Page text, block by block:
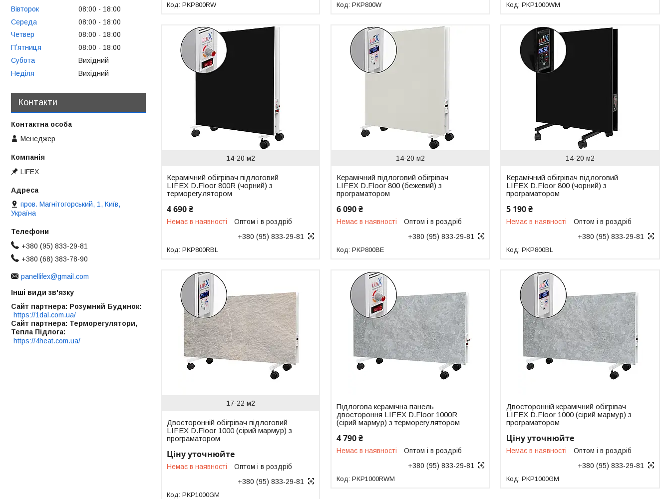
PKP800RW PKP800W PKP1000WM
14-20 м2
Керамічний обігрівач підлоговий
LIFEX D.Floor 800R (чорний) з
терморегулятором
4 690 ₴
Немає в наявності
Оптом і в роздріб
+380 (95) 833-29-81
PKP800RBL
14-20 м2
Керамічний підлоговий обігрівач
LIFEX D.Floor 800 (бежевий) з
програматором
6 090 ₴
Немає в наявності
Оптом і в роздріб
+380 (95) 833-29-81
PKP800BE
14-20 м2
Керамічний обігрівач підлоговий
LIFEX D.Floor 800 (чорний) з
програматором
5 190 ₴
Немає в наявності
Оптом і в роздріб
+380 (95) 833-29-81
PKP800BL
17-22 м2
Двосторонній обігрівач підлоговий
LIFEX D.Floor 1000 (сірий мармур) з
програматором
Ціну уточнюйте
Немає в наявності
Оптом і в роздріб
+380 (95) 833-29-81
PKP1000GM
Підлогова керамічна панель
двостороння LIFEX D.Floor 1000R
(сірий мармур) з терморегулятором
4 790 ₴
Немає в наявності
Оптом і в роздріб
+380 (95) 833-29-81
PKP1000RWM
Двосторонній керамічний обігрівач
LIFEX D.Floor 1000 (сірий мармур) з
програматором
Ціну уточнюйте
Немає в наявності
Оптом і в роздріб
+380 (95) 833-29-81
PKP1000GM
Вівторок
08:00
18:00
Середа
08:00
18:00
Четвер
08:00
18:00
Пʼятниця
08:00
18:00
Субота
Вихідний
Неділя
Вихідний
Контакти
Менеджер
LIFEX
пров. Магнітогорський, 1, Київ,
Україна
+380 (95) 833-29-81
+380 (68) 383-78-90
panellifex@gmail.com
Інші види зв'язку
Сайт партнера: Розумний Будинок
https://1dal.com.ua/
Сайт партнера: Терморегулятори,
Тепла Підлога
https://4heat.com.ua/